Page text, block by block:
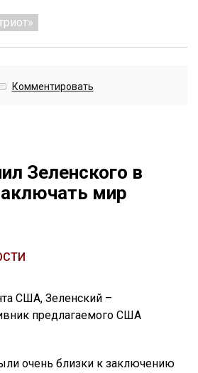
Комментировать
Зеленского в
мир
США, Зеленский –
предлагаемого США
очень близки к заключению